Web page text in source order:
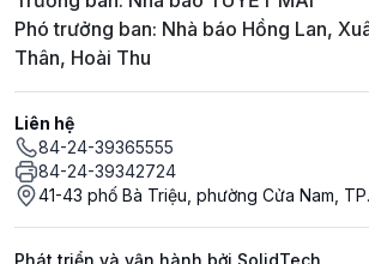
Phó trưởng ban: Nhà báo Hồng Lan,
Thân, Hoài Thu
Liên hệ
84-24-39365555
84-24-39342724
41-43 phố Bà Triệu, phường Cửa Nam,
Phát triển và vận hành bởi SolidTech